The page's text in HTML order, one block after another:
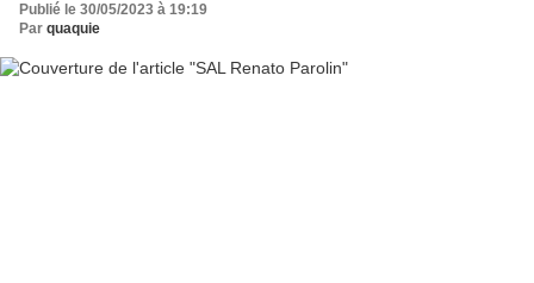
Publié le 30/05/2023 à 19:19
Par quaquie